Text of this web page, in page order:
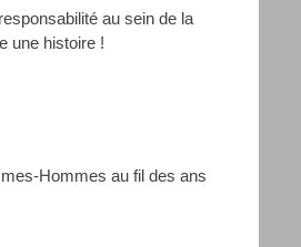
au sein de la
une histoire !
Hommes au fil des ans